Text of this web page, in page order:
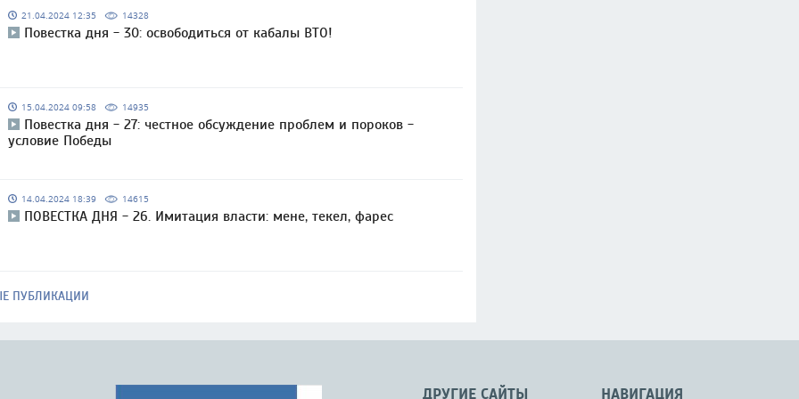
21.04.2024 12:35 14328
Повестка дня - 30: освободиться от кабалы ВТО!
15.04.2024 09:58 14935
Повестка дня - 27: честное обсуждение проблем и пороков -
условие Победы
14.04.2024 18:39 14615
ПОВЕСТКА ДНЯ - 26. Имитация власти: мене, текел, фарес
ПУБЛИКАЦИИ
НАВИГАЦИЯ
ДРУГИЕ САЙТЫ